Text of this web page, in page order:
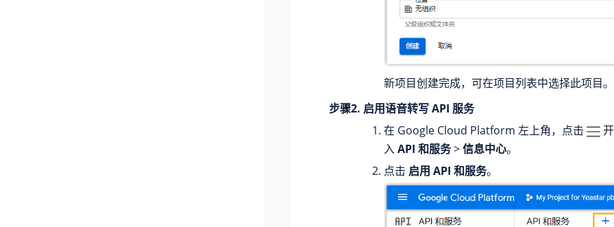
新项目创建完成，可在项目列表中选择此项目。
步骤2. 启用语音转写 API 服务
在 Google Cloud Platform 左上角，点击
入API 和服务>信息中心。
点击 启用 API 和服务。